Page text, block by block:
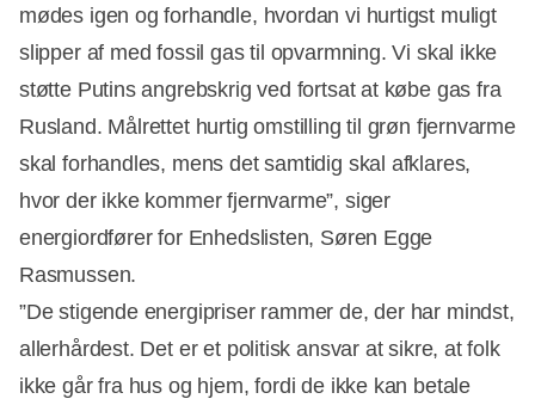
mødes igen og forhandle, hvordan vi hurtigst muligt
slipper af med fossil gas til opvarmning. Vi skal ikke
støtte Putins angrebskrig ved fortsat at købe gas fra
Rusland. Målrettet hurtig omstilling til grøn fjernvarme
skal forhandles, mens det samtidig skal afklares,
hvor der ikke kommer fjernvarme”, siger
energiordfører for Enhedslisten, Søren Egge
Rasmussen.
”De stigende energipriser rammer de, der har mindst,
allerhårdest. Det er et politisk ansvar at sikre, at folk
ikke går fra hus og hjem, fordi de ikke kan betale